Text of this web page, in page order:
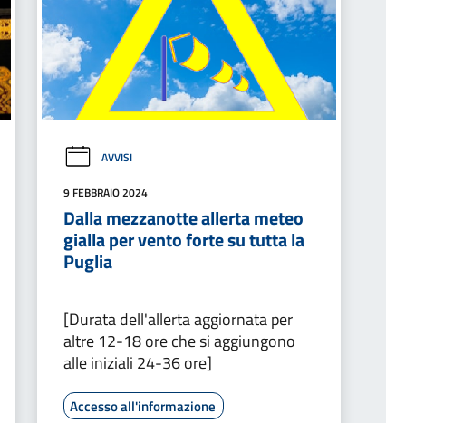
AVVISI
9 FEBBRAIO 2024
Dalla mezzanotte allerta meteo
gialla per vento forte su tutta la
Puglia
[Durata dell'allerta aggiornata per
altre 12-18 ore che si aggiungono
alle iniziali 24-36 ore]
Accesso all'informazione